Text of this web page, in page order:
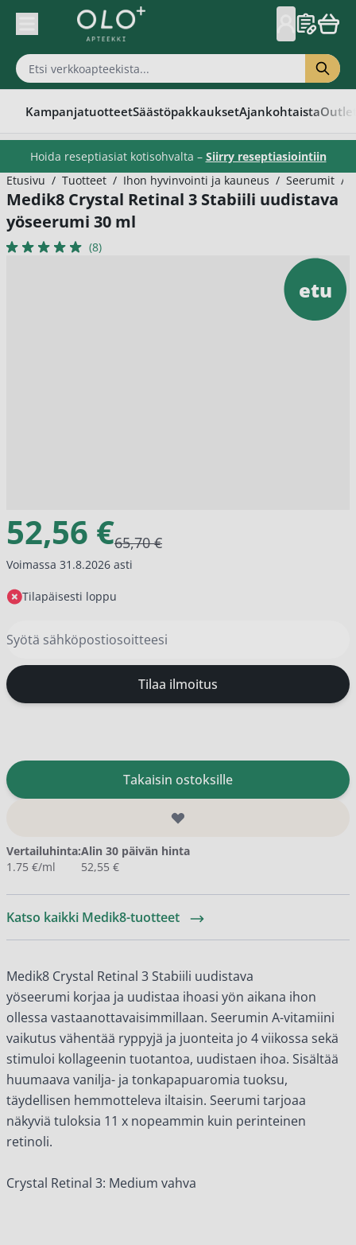
Skip to Content
KampanjatuotteetSäästöpakkauksetAjankohtaista
Hoida reseptiasiat kotisohvalta – Siirry reseptiasiointiin
Etusivu / Tuotteet / Ihon hyvinvointi ja kauneus / Seerumit /
Medik8 Crystal Retinal 3 Stabiili uudistava
yöseerumi 30 ml
(8)
etu
52,56 €65,70 €
Voimassa 31.8.2026 asti
Tilapäisesti loppu
Tilaa ilmoitus
Takaisin ostoksille
Vertailuhinta:
1.75 €/ml
Alin 30 päivän hinta
52,55 €
Katso kaikki Medik8-tuotteet
Medik8 Crystal Retinal 3 Stabiili uudistava
yöseerumi korjaa ja uudistaa ihoasi yön aikana ihon
ollessa vastaanottavaisimmillaan. Seerumin A-vitamiini
vaikutus vähentää ryppyjä ja juonteita jo 4 viikossa sekä
stimuloi kollageenin tuotantoa, uudistaen ihoa. Sisältää
huumaava vanilja- ja tonkapapuaromia tuoksu,
täydellisen hemmotteleva iltaisin. Seerumi tarjoaa
näkyviä tuloksia 11 x nopeammin kuin perinteinen
retinoli.
Crystal Retinal 3: Medium vahva